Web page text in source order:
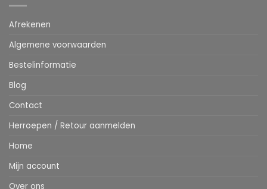
Afrekenen
Algemene voorwaarden
Bestelinformatie
Blog
Contact
Herroepen / Retour aanmelden
Home
Mijn account
Over ons